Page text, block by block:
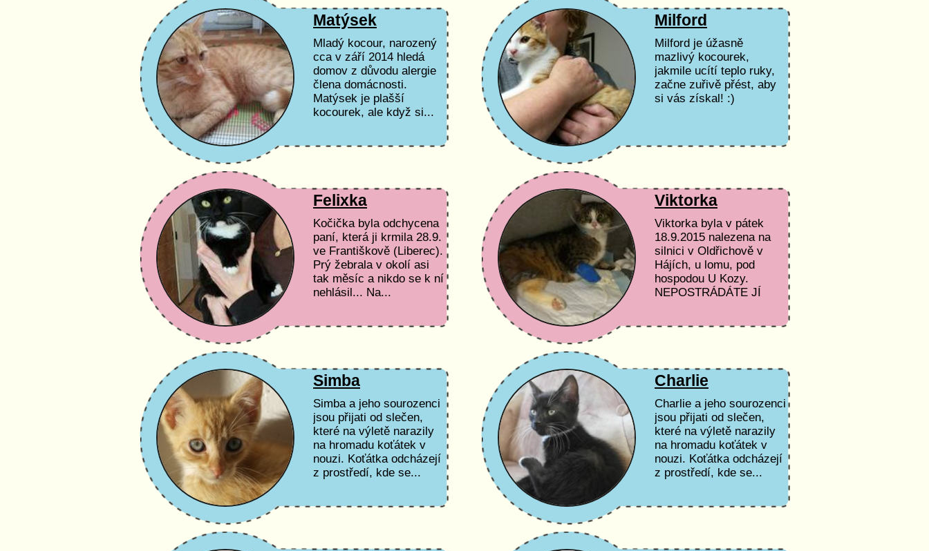
Matýsek
Mladý kocour, narozený
cca v září 2014 hledá
domov z důvodu alergie
člena domácnosti.
Matýsek je plašší
kocourek, ale když si...
Milford
Milford je úžasně
mazlivý kocourek,
jakmile ucítí teplo ruky,
začne zuřivě přést, aby
si vás získal! :)
Felixka
Kočička byla odchycena
paní, která ji krmila 28.9.
ve Františkově (Liberec).
Prý žebrala v okolí asi
tak měsíc a nikdo se k ní
nehlásil... Na...
Viktorka
Viktorka byla v pátek
18.9.2015 nalezena na
silnici v Oldřichově v
Hájích, u lomu, pod
hospodou U Kozy.
NEPOSTRÁDÁTE JÍ
Simba
Simba a jeho sourozenci
jsou přijati od slečen,
které na výletě narazily
na hromadu koťátek v
nouzi. Koťátka odcházejí
z prostředí, kde se...
Charlie
Charlie a jeho sourozenci
jsou přijati od slečen,
které na výletě narazily
na hromadu koťátek v
nouzi. Koťátka odcházejí
z prostředí, kde se...